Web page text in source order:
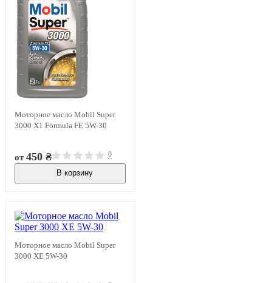
Моторное масло Mobil Super
3000 X1 Formula FE 5W-30
от450 ₴ 0
В корзину
Моторное масло Mobil Super
3000 XE 5W-30